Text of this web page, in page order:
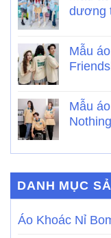
dương
Mẫu
Mẫu
DANH MỤC
Áo Khoác Nỉ